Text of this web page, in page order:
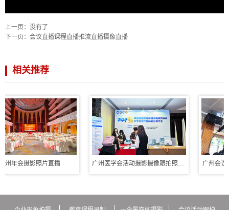
上一页：没有了
下一页： 会议直播课程直播推流直播摄像直播
相关推荐
州年会摄影照片直播 广州医学会活动摄影摄像跟拍照片直播 广州会议